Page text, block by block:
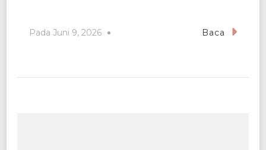
Pada Juni 9, 2026 Baca